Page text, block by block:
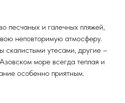
песчаных и галечных пляжей,
неповторимую атмосферу.
скалистыми утесами, другие –
море всегда теплая и
особенно приятным.